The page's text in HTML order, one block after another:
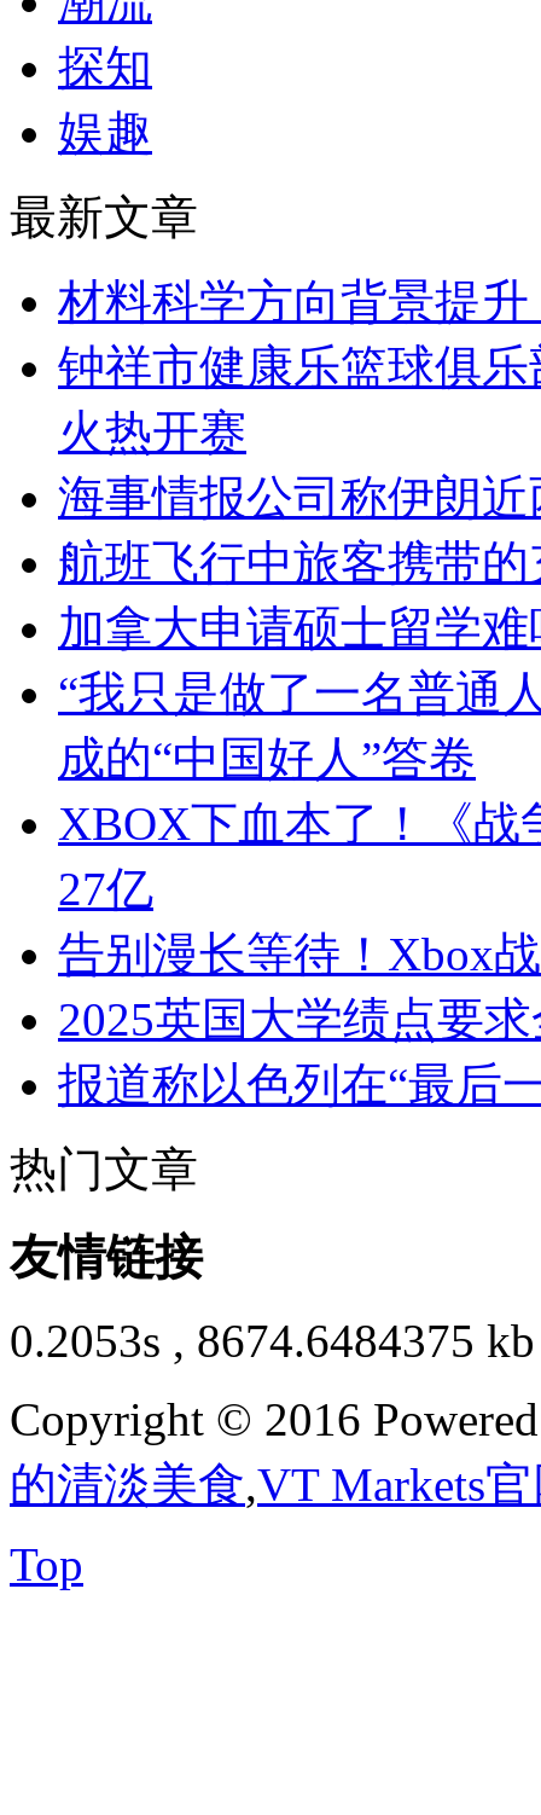
探知
娱趣
最新文章
材料科学方向背景提
钟祥市健康乐篮球俱
火热开赛
海事情报公司称伊朗
航班飞行中旅客携带
加拿大申请硕士留学难
“我只是做了一名普
成的“中国好人”答卷
XBOX下血本了！《战
27亿
告别漫长等待！Xbox
2025英国大学绩点要
报道称以色列在“最后
热门文章
友情链接
0.2053s , 8674.6484375 kb
Copyright © 2016
的清淡美食,VT Markets
Top